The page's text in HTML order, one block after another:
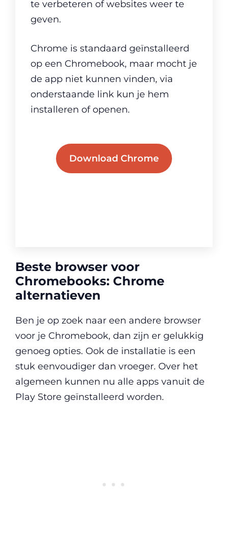
te verbeteren of websites weer te
geven.
Chrome is standaard geïnstalleerd
op een Chromebook, maar mocht je
de app niet kunnen vinden, via
onderstaande link kun je hem
installeren of openen.
Download Chrome
Beste browser voor
Chromebooks: Chrome
alternatieven
Ben je op zoek naar een andere browser
voor je Chromebook, dan zijn er gelukkig
genoeg opties. Ook de installatie is een
stuk eenvoudiger dan vroeger. Over het
algemeen kunnen nu alle apps vanuit de
Play Store geïnstalleerd worden.